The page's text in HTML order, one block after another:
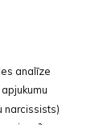
analīze
narcissists)